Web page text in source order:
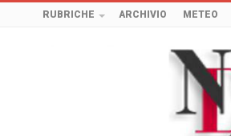
RUBRICHE ARCHIVIO METEO